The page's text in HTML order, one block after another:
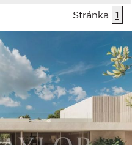
Stránka 1